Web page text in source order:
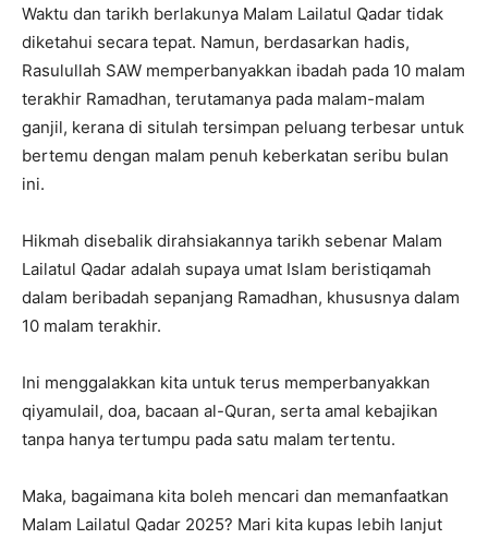
Waktu dan tarikh berlakunya Malam Lailatul Qadar tidak
diketahui secara tepat. Namun, berdasarkan hadis,
Rasulullah SAW memperbanyakkan ibadah pada 10 malam
terakhir Ramadhan, terutamanya pada malam-malam
ganjil, kerana di situlah tersimpan peluang terbesar untuk
bertemu dengan malam penuh keberkatan seribu bulan
ini.
Hikmah disebalik dirahsiakannya tarikh sebenar Malam
Lailatul Qadar adalah supaya umat Islam beristiqamah
dalam beribadah sepanjang Ramadhan, khususnya dalam
10 malam terakhir.
Ini menggalakkan kita untuk terus memperbanyakkan
qiyamulail, doa, bacaan al-Quran, serta amal kebajikan
tanpa hanya tertumpu pada satu malam tertentu.
Maka, bagaimana kita boleh mencari dan memanfaatkan
Malam Lailatul Qadar 2025? Mari kita kupas lebih lanjut